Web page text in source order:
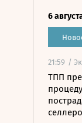
6
21:59 /
ТПП